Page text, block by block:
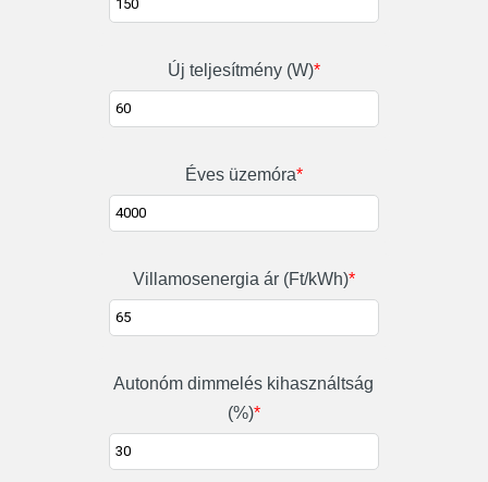
Új teljesítmény (W)*
Éves üzemóra*
Villamosenergia ár (Ft/kWh)*
Autonóm dimmelés kihasználtság
(%)*